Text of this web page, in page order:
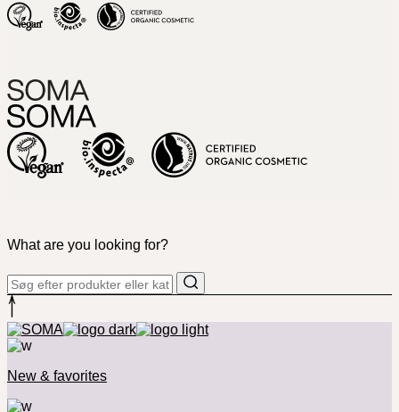
What are you looking for?
New & favorites